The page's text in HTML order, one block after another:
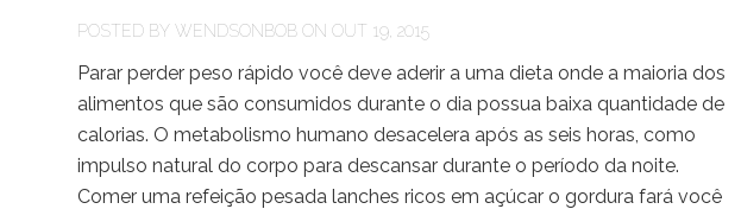
POSTED BY WENDSONBOB ON OUT 19, 2015
Parar perder peso rápido você deve aderir a uma dieta onde a maioria dos
alimentos que são consumidos durante o dia possua baixa quantidade de
calorias. O metabolismo humano desacelera após as seis horas, como
impulso natural do corpo para descansar durante o período da noite.
Comer uma refeição pesada lanches ricos em açúcar o gordura fará você